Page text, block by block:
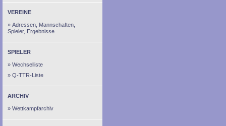
VEREINE
Adressen, Mannschaften,
Spieler, Ergebnisse
SPIELER
Wechselliste
Q-TTR-Liste
ARCHIV
Wettkampfarchiv